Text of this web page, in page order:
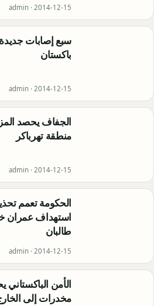
admin · 2014-12-15
سبع إصابات
باكستان
admin · 2014-12-15
الجفاف يحصد
منطقة تهرباكر
admin · 2014-12-15
الحكومة تعمم
استهداف عمران
طالبان
admin · 2014-12-15
الأمن
مخدرات إلى